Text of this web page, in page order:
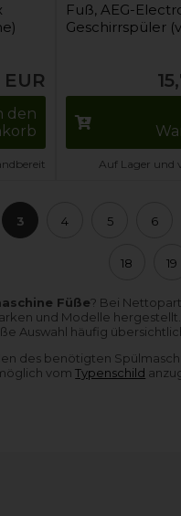
EUR
den
Fuß, AEG-
Geschirrspüler
Auf Lager und
3 4 5 6
18 19
Füße? Bei
und Modelle
Auswahl häufig
des benötigten
vomTypenschild